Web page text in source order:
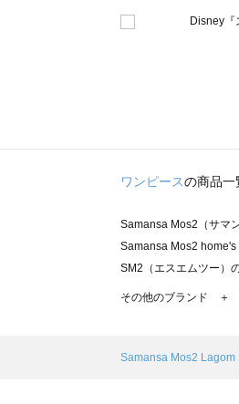
ワンピースの商品一
Samansa Mos2（サマ
Samansa Mos2
SM2（エスエムツー）
TSUHARU by
Samansa Mos2 Lagom
その他のブランド ＋
Samansa Mos2 Lagom